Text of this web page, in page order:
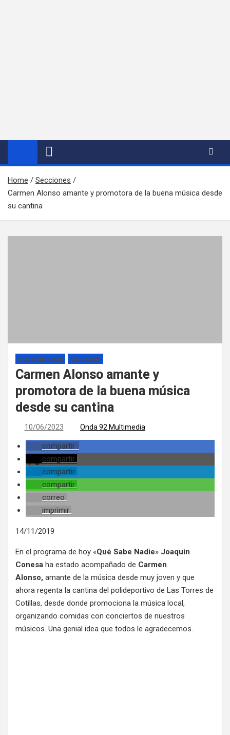
Home
Secciones
Carmen Alonso amante y promotora de la buena música desde
su cantina
QUÉ SABE NADIE SECCIONES
Carmen Alonso amante y
promotora de la buena música
desde su cantina
10/06/2023 Onda 92 Multimedia
compartir
compartir
compartir
compartir
correo
imprimir
14/11/2019
En el programa de hoy «Qué Sabe Nadie» Joaquín
Conesa ha estado acompañado de Carmen
Alonso, amante de la música desde muy joven y que
ahora regenta la cantina del polideportivo de Las Torres de
Cotillas, desde donde promociona la música local,
organizando comidas con conciertos de nuestros
músicos. Una genial idea que todos le agradecemos.